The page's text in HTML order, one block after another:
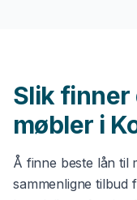
Slik finner
møbler i
Å finne beste lån til
sammenligne tilbud